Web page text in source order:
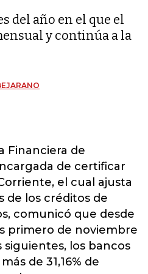
del año en el que el
y continúa a la
Financiera de
de certificar
el cual ajusta
de los créditos de
comunicó que desde
primero de noviembre
siguientes, los bancos
de 31,16% de